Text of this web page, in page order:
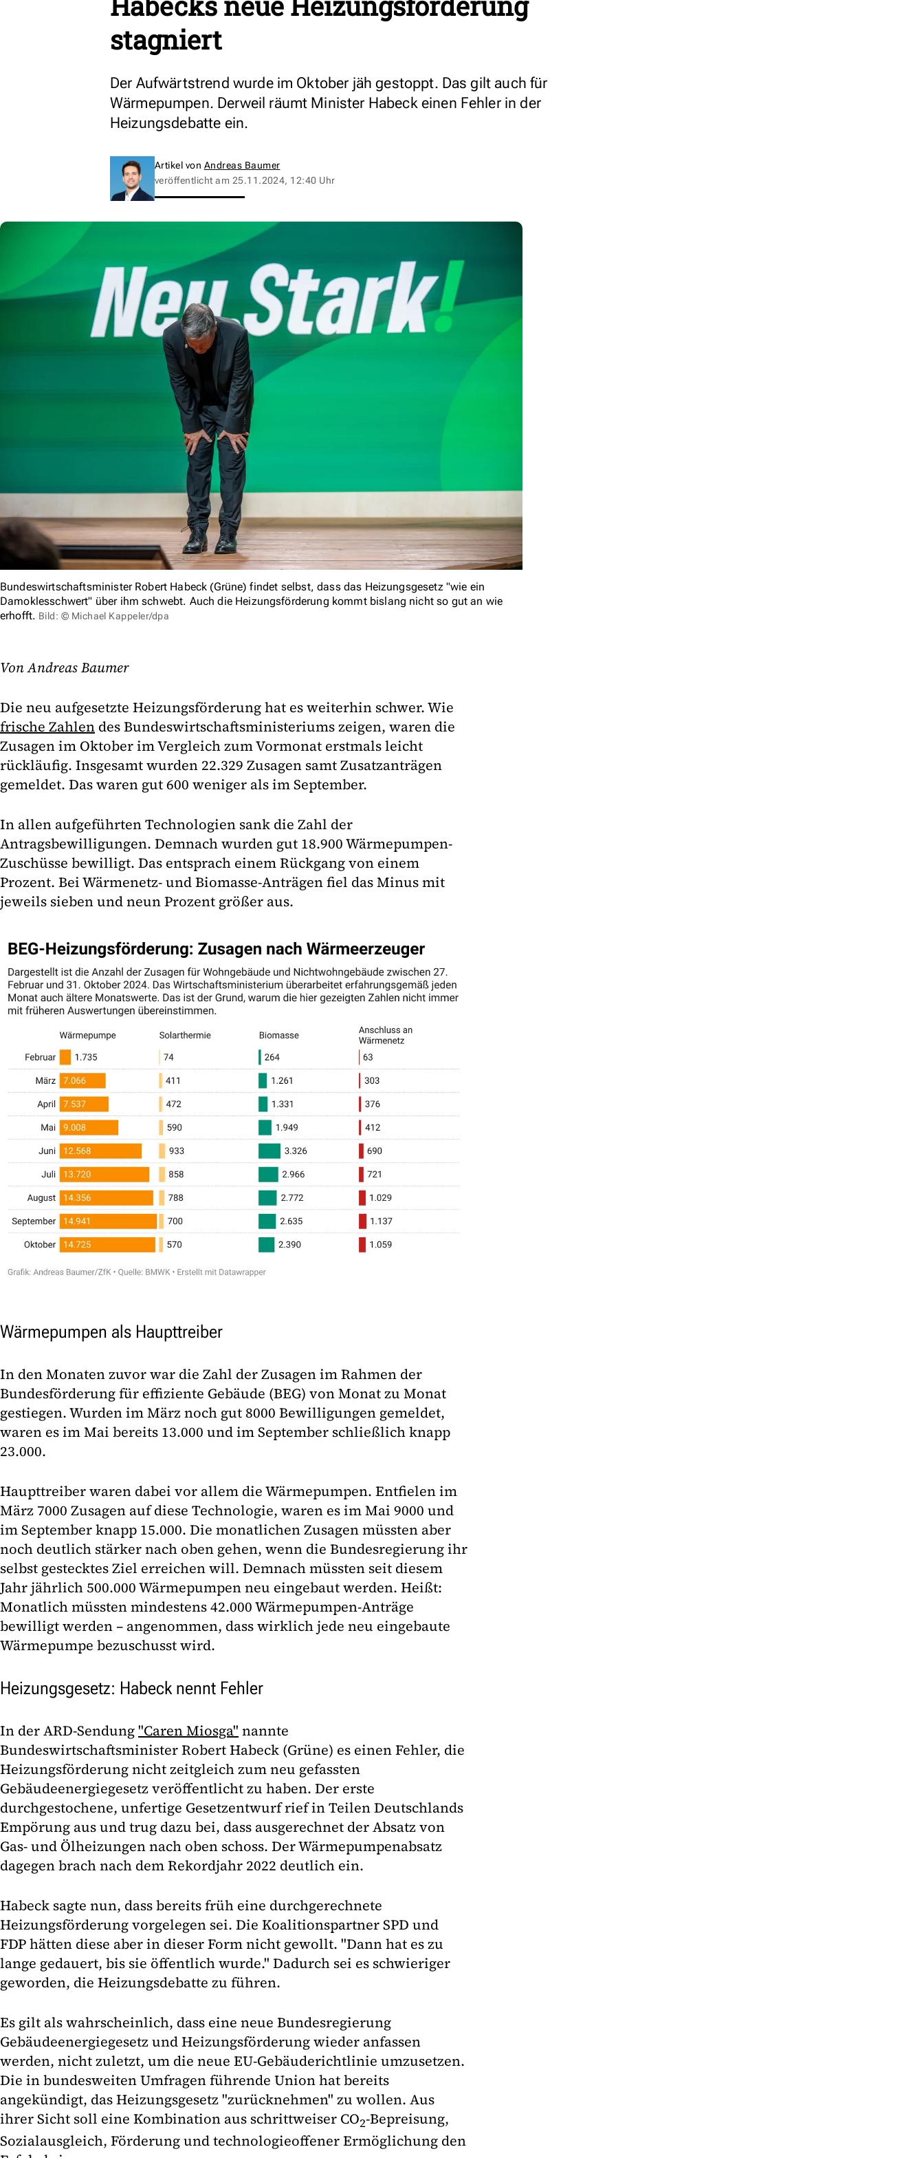
stagniert
Der Aufwärtstrend wurde im Oktober jäh gestoppt. Das gilt auch für
Wärmepumpen. Derweil räumt Minister Habeck einen Fehler in der
Heizungsdebatte ein.
Artikel von Andreas Baumer
veröffentlicht am 25.11.2024, 12:40 Uhr
Bundeswirtschaftsminister Robert Habeck (Grüne) findet selbst, dass das Heizungsgesetz "wie ein
Damoklesschwert" über ihm schwebt. Auch die Heizungsförderung kommt bislang nicht so gut an wie
erhofft. Bild: © Michael Kappeler/dpa
Von Andreas Baumer
Die neu aufgesetzte Heizungsförderung hat es weiterhin schwer. Wie
frische Zahlen des Bundeswirtschaftsministeriums zeigen, waren die
Zusagen im Oktober im Vergleich zum Vormonat erstmals leicht
rückläufig. Insgesamt wurden 22.329 Zusagen samt Zusatzanträgen
gemeldet. Das waren gut 600 weniger als im September.
In allen aufgeführten Technologien sank die Zahl der
Antragsbewilligungen. Demnach wurden gut 18.900 Wärmepumpen-
Zuschüsse bewilligt. Das entsprach einem Rückgang von einem
Prozent. Bei Wärmenetz- und Biomasse-Anträgen fiel das Minus mit
jeweils sieben und neun Prozent größer aus.
Wärmepumpen als Haupttreiber
In den Monaten zuvor war die Zahl der Zusagen im Rahmen der
Bundesförderung für effiziente Gebäude (BEG) von Monat zu Monat
gestiegen. Wurden im März noch gut 8000 Bewilligungen gemeldet,
waren es im Mai bereits 13.000 und im September schließlich knapp
23.000.
Haupttreiber waren dabei vor allem die Wärmepumpen. Entfielen im
März 7000 Zusagen auf diese Technologie, waren es im Mai 9000 und
im September knapp 15.000. Die monatlichen Zusagen müssten aber
noch deutlich stärker nach oben gehen, wenn die Bundesregierung ihr
selbst gestecktes Ziel erreichen will. Demnach müssten seit diesem
Jahr jährlich 500.000 Wärmepumpen neu eingebaut werden. Heißt:
Monatlich müssten mindestens 42.000 Wärmepumpen-Anträge
bewilligt werden – angenommen, dass wirklich jede neu eingebaute
Wärmepumpe bezuschusst wird.
Heizungsgesetz: Habeck nennt Fehler
In der ARD-Sendung"Caren Miosga" nannte
Bundeswirtschaftsminister Robert Habeck (Grüne) es einen Fehler, die
Heizungsförderung nicht zeitgleich zum neu gefassten
Gebäudeenergiegesetz veröffentlicht zu haben. Der erste
durchgestochene, unfertige Gesetzentwurf rief in Teilen Deutschlands
Empörung aus und trug dazu bei, dass ausgerechnet der Absatz von
Gas- und Ölheizungen nach oben schoss. Der Wärmepumpenabsatz
dagegen brach nach dem Rekordjahr 2022 deutlich ein.
Habeck sagte nun, dass bereits früh eine durchgerechnete
Heizungsförderung vorgelegen sei. Die Koalitionspartner SPD und
FDP hätten diese aber in dieser Form nicht gewollt. "Dann hat es zu
lange gedauert, bis sie öffentlich wurde." Dadurch sei es schwieriger
geworden, die Heizungsdebatte zu führen.
Es gilt als wahrscheinlich, dass eine neue Bundesregierung
Gebäudeenergiegesetz und Heizungsförderung wieder anfassen
werden, nicht zuletzt, um die neue EU-Gebäuderichtlinie umzusetzen.
Die in bundesweiten Umfragen führende Union hat bereits
angekündigt, das Heizungsgesetz "zurücknehmen" zu wollen. Aus
ihrer Sicht soll eine Kombination aus schrittweiser CO2-Bepreisung,
Sozialausgleich, Förderung und technologieoffener Ermöglichung den